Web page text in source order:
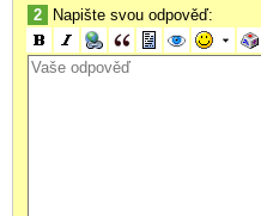
2 Napište svou odpověď: